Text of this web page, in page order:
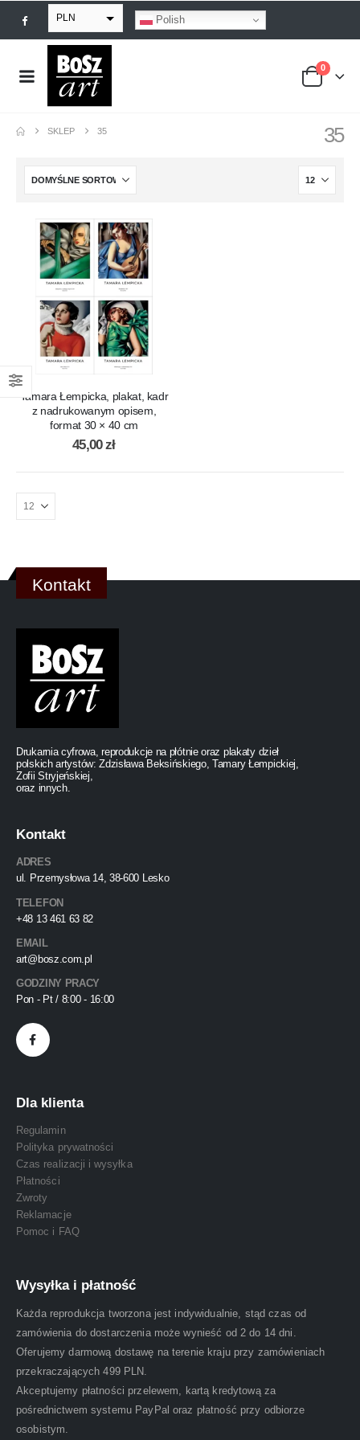
PLN
EUR
USD
Polish
0
35
SKLEP 35
Tamara Łempicka, plakat, kadr
z nadrukowanym opisem,
format 30 × 40 cm
45,00zł
Kontakt
Drukarnia cyfrowa, reprodukcje na płótnie oraz plakaty dzieł
polskich artystów: Zdzisława Beksińskiego, Tamary Łempickiej,
Zofii Stryjeńskiej,
oraz innych.
Kontakt
ADRES
ul. Przemysłowa 14, 38-600 Lesko
TELEFON
+48 13 461 63 82
EMAIL
art@bosz.com.pl
GODZINY PRACY
Pon - Pt / 8:00 - 16:00
Dla klienta
Regulamin
Polityka prywatności
Czas realizacji i wysyłka
Płatności
Zwroty
Reklamacje
Pomoc i FAQ
Wysyłka i płatność
Każda reprodukcja tworzona jest indywidualnie, stąd czas od
zamówienia do dostarczenia może wynieść od 2 do 14 dni.
Oferujemy darmową dostawę na terenie kraju przy zamówieniach
przekraczających 499 PLN.
Akceptujemy płatności przelewem, kartą kredytową za
pośrednictwem systemu PayPal oraz płatność przy odbiorze
osobistym.